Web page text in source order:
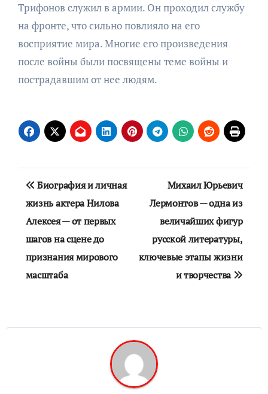
Трифонов служил в армии. Он проходил службу
на фронте, что сильно повлияло на его
восприятие мира. Многие его произведения
после войны были посвящены теме войны и
пострадавшим от нее людям.
Навигация
по
записям
Биография и личная
жизнь актера Нилова
Алексея — от первых
шагов на сцене до
признания мирового
масштаба
Михаил Юрьевич
Лермонтов — одна из
величайших фигур
русской литературы,
ключевые этапы жизни
и творчества